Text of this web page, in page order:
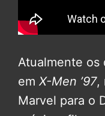
Atualmente os
em X-Men ’97,
Marvel para o